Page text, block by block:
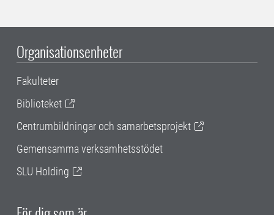
Organisationsenheter
Fakulteter
Biblioteket
Centrumbildningar och samarbetsprojekt
Gemensamma verksamhetsstödet
SLU Holding